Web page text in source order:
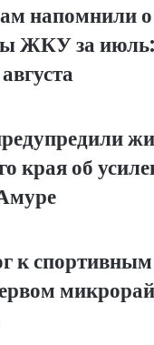
напомнили о
ЖКУ за июль:
края об
к